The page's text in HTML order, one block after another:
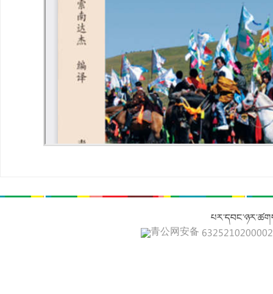
青公网安备